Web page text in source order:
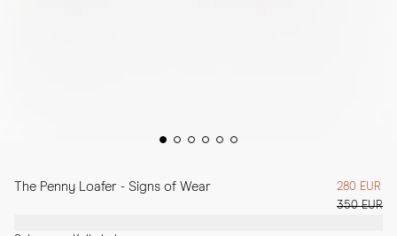
The Penny Loafer - Signs of Wear
280 EUR
350 EUR